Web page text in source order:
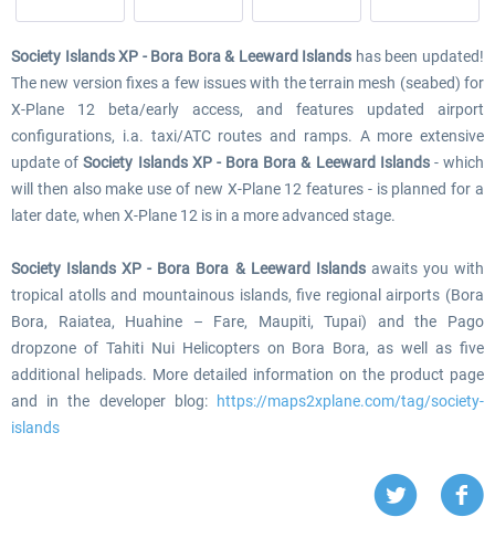
Society Islands XP - Bora Bora & Leeward Islands has been updated!
The new version fixes a few issues with the terrain mesh (seabed) for
X-Plane 12 beta/early access, and features updated airport
configurations, i.a. taxi/ATC routes and ramps. A more extensive
update ofSociety Islands XP - Bora Bora & Leeward Islands- which
will then also make use of new X-Plane 12 features - is planned for a
later date, when X-Plane 12 is in a more advanced stage.
Society Islands XP - Bora Bora & Leeward Islandsawaits you with
tropical atolls and mountainous islands, five regional airports (Bora
Bora, Raiatea, Huahine – Fare, Maupiti, Tupai) and the Pago
dropzone of Tahiti Nui Helicopters on Bora Bora, as well as five
additional helipads. More detailed information on the product page
and in the developer blog:
https://maps2xplane.com/tag/society-
islands